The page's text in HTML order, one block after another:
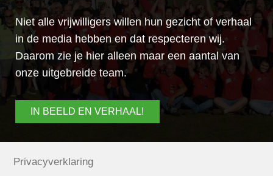
Niet alle vrijwilligers willen hun gezicht of verhaal
in de media hebben en dat respecteren wij.
Daarom zie je hier alleen maar een aantal van
onze uitgebreide team.
IN BEELD EN VERHAAL!
Privacyverklaring